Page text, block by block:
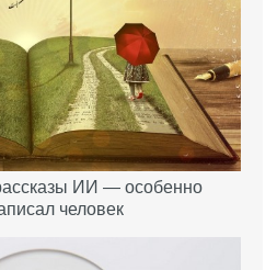
ИИ — особенно
человек